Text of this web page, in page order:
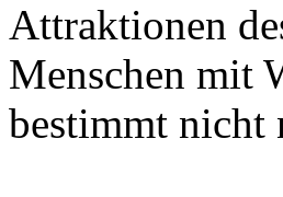
Attraktionen
Menschen mit
bestimmt nicht